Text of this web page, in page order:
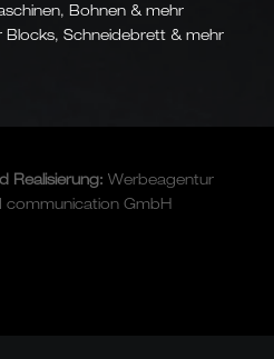
Bohnen & mehr
Blocks, Schneidebrett & mehr
Realisierung: Werbeagentur
communication GmbH